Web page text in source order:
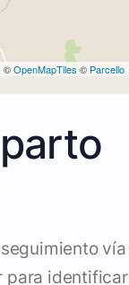
©OpenMapTiles © Parcello
vía
para identificar